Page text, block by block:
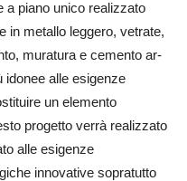
a piano unico realizzato
in metallo leggero, vetrate,
muratura e cemento a­r­
idonee alle esigenze
un elemento
progetto verrà re­alizzato
alle esigenze
in­novative sopratutto